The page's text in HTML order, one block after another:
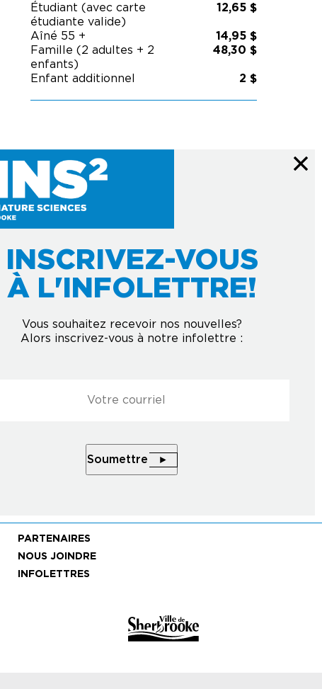
Étudiant (avec carte
étudiante valide)
12,65 $
Aîné 55 +
14,95 $
Famille (2 adultes + 2
enfants)
48,30 $
Enfant additionnel 2 $
INSCRIVEZ-VOUS
À L'INFOLETTRE!
Vous souhaitez recevoir nos nouvelles?
Alors inscrivez-vous à notre infolettre :
Soumettre
L'INFOLETTRE
Soumettre
PARTENAIRES
NOUS JOINDRE
INFOLETTRES